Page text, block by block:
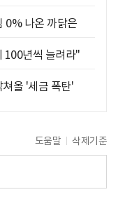
0% 나온 까닭은
100년씩 늘려라"
올 '세금 폭탄'
도움말 삭제기준